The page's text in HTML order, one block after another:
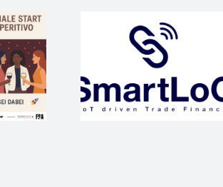
–
sucht
WAM25
wieder
beim